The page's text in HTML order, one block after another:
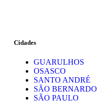
Cidades
GUARULHOS
OSASCO
SANTO ANDRÉ
SÃO BERNARDO
SÃO PAULO